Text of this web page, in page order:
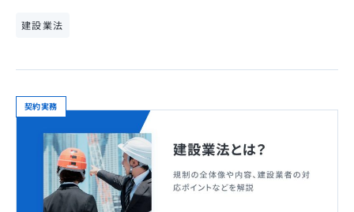
建設業法
契約実務